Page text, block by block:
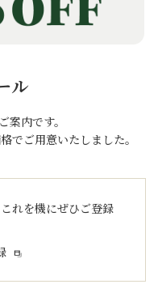
ル
案内です。
でご用意いたしました。
これを機にぜひご登録